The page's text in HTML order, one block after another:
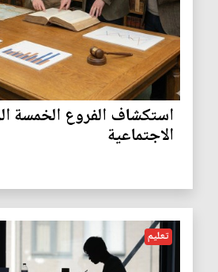
استكشاف الفروع الخمسة
الاجتماعية
تعليم